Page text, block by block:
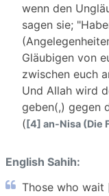
wenn den
sagen sie;
Gläubigen von
zwischen euch
Und Allah wird
geben(,) gegen
([4] an-Nisa (Die
English Sahih:
Those who wait